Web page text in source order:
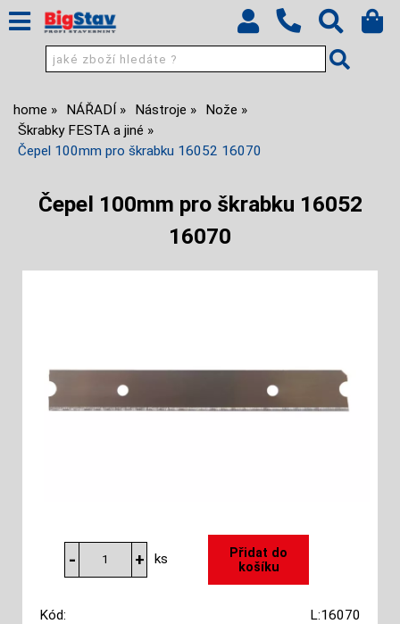
home NÁŘADÍ Nástroje
Nože
Škrabky FESTA a jiné
Čepel 100mm pro škrabku 16052 16070
Čepel 100mm pro škrabku 16052
16070
ks
Kód:
L:16070